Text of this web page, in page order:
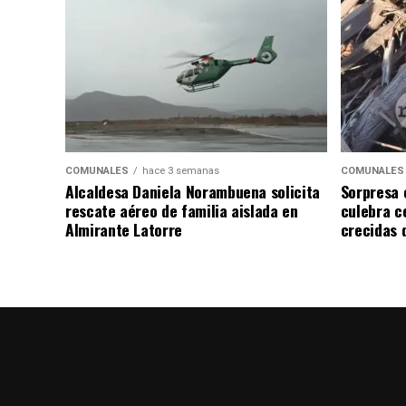
COMUNALES hace 3 semanas
Alcaldesa Daniela Norambuena solicita
rescate aéreo de familia aislada en
Almirante Latorre
COMUNALES
Sorpresa
culebra
crecidas